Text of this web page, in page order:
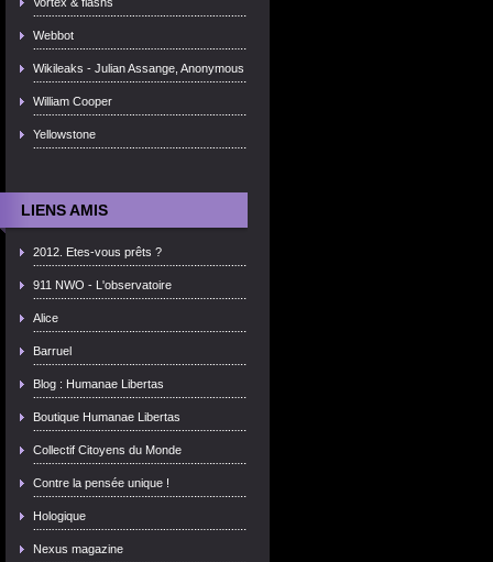
Webbot
Wikileaks - Julian Assange, Anonymous
William Cooper
Yellowstone
LIENS AMIS
2012. Etes-vous prêts ?
911 NWO - L'observatoire
Alice
Barruel
Blog : Humanae Libertas
Boutique Humanae Libertas
Collectif Citoyens du Monde
Contre la pensée unique !
Hologique
Nexus magazine